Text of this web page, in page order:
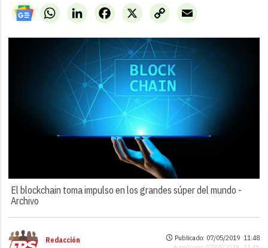
WhatsAppLinkedIn X
Facebook
Copy
Link
Email
El blockchain toma impulso en los grandes súper del mundo -
Archivo
Redacción Publicado: 07/05/2019 ·11:48